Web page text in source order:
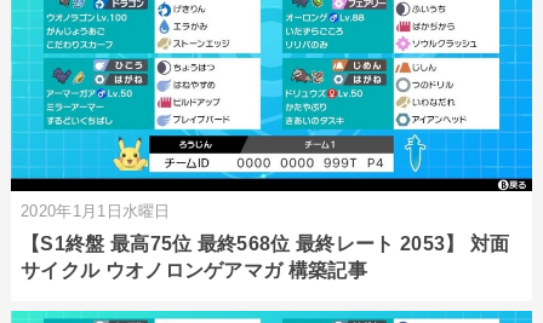
2020年1月1日水曜日
【S1終盤 最高75位 最終568位 最終レート 2053】 対面
サイクル ウオノロンゲアマガ 構築記事